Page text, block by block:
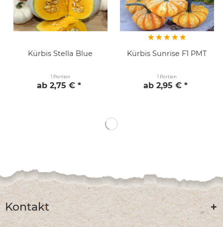
Kürbis Stella Blue
1 Portion
ab 2,75 € *
Kürbis Sunrise F1 PMT
1 Portion
ab 2,95 € *
Kontakt